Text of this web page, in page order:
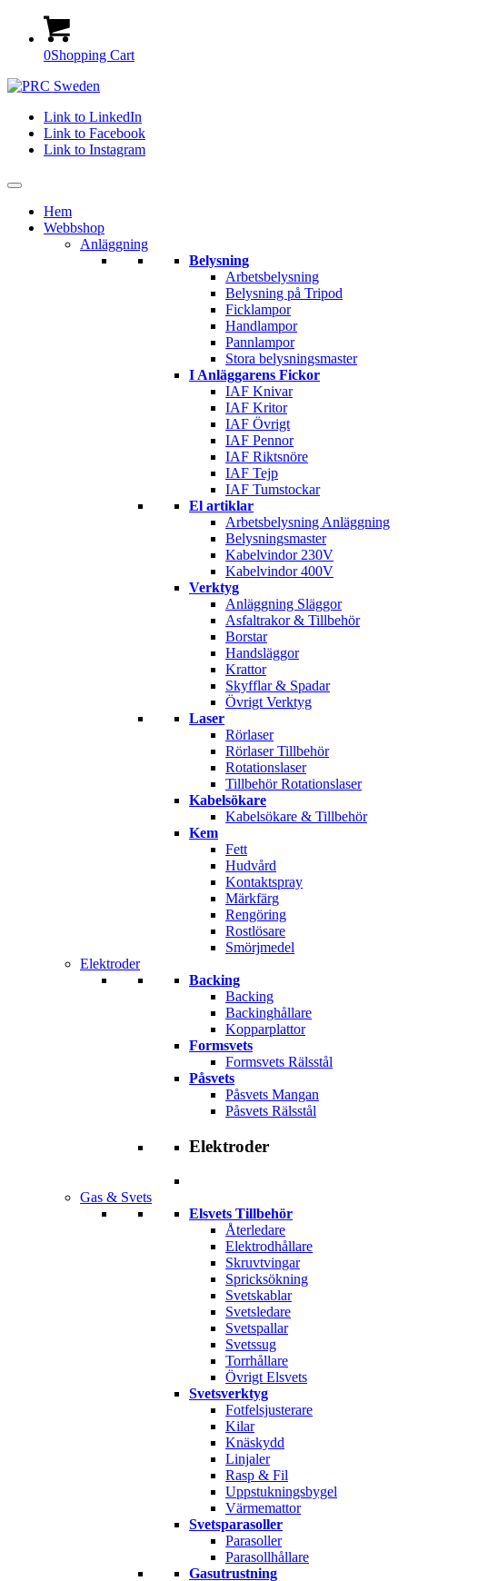
0Shopping Cart
Link to LinkedIn
Link to Facebook
Link to Instagram
Hem
Webbshop
Anläggning
Belysning
Arbetsbelysning
Belysning på Tripod
Ficklampor
Handlampor
Pannlampor
Stora belysningsmaster
I Anläggarens Fickor
IAF Knivar
IAF Kritor
IAF Övrigt
IAF Pennor
IAF Riktsnöre
IAF Tejp
IAF Tumstockar
El artiklar
Arbetsbelysning Anläggning
Belysningsmaster
Kabelvindor 230V
Kabelvindor 400V
Verktyg
Anläggning Släggor
Asfaltrakor & Tillbehör
Borstar
Handsläggor
Krattor
Skyfflar & Spadar
Övrigt Verktyg
Laser
Rörlaser
Rörlaser Tillbehör
Rotationslaser
Tillbehör Rotationslaser
Kabelsökare
Kabelsökare & Tillbehör
Kem
Fett
Hudvård
Kontaktspray
Märkfärg
Rengöring
Rostlösare
Smörjmedel
Elektroder
Backing
Backing
Backinghållare
Kopparplattor
Formsvets
Formsvets Rälsstål
Påsvets
Påsvets Mangan
Påsvets Rälsstål
Elektroder
Gas & Svets
Elsvets Tillbehör
Återledare
Elektrodhållare
Skruvtvingar
Spricksökning
Svetskablar
Svetsledare
Svetspallar
Svetssug
Torrhållare
Övrigt Elsvets
Svetsverktyg
Fotfelsjusterare
Kilar
Knäskydd
Linjaler
Rasp & Fil
Uppstukningsbygel
Värmemattor
Svetsparasoller
Parasoller
Parasollhållare
Gasutrustning